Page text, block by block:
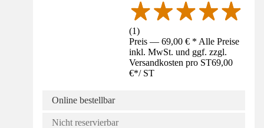
(1)
Preis — 69,00 € * Alle Preise
inkl. MwSt. und ggf. zzgl.
Versandkosten pro ST69,00
€*/ ST
Online bestellbar
Nicht reservierbar